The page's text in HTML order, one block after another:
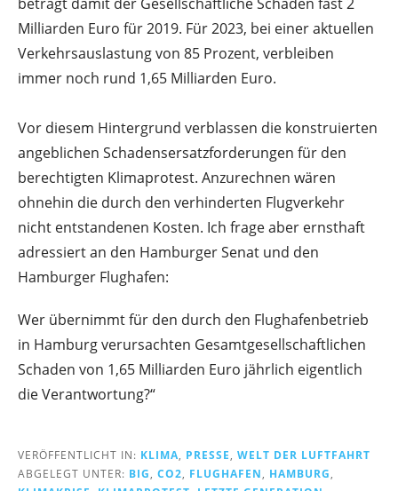
Milliarden Euro für 2019. Für 2023, bei einer aktuellen
Verkehrsauslastung von 85 Prozent, verbleiben
immer noch rund 1,65 Milliarden Euro.
Vor diesem Hintergrund verblassen die konstruierten
angeblichen Schadensersatzforderungen für den
berechtigten Klimaprotest. Anzurechnen wären
ohnehin die durch den verhinderten Flugverkehr
nicht entstandenen Kosten. Ich frage aber ernsthaft
adressiert an den Hamburger Senat und den
Hamburger Flughafen:
Wer übernimmt für den durch den Flughafenbetrieb
in Hamburg verursachten Gesamtgesellschaftlichen
Schaden von 1,65 Milliarden Euro jährlich eigentlich
die Verantwortung?“
VERÖFFENTLICHT IN: KLIMA PRESSE
WELT DER LUFTFAHRT
ABGELEGT UNTER: BIG CO2 FLUGHAFEN HAMBURG